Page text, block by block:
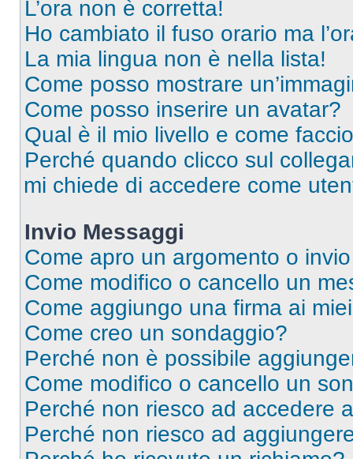
L’ora non è corretta!
Ho cambiato il fuso orario ma
La mia lingua non è nella lista!
Come posso mostrare
Come posso inserire un avatar?
Qual è il mio livello e come
Perché quando clicco sul
mi chiede di accedere come
Invio Messaggi
Come apro un argomento o
Come modifico o cancello un
Come aggiungo una firma ai
Come creo un sondaggio?
Perché non è possibile
Come modifico o cancello un
Perché non riesco ad accedere
Perché non riesco ad